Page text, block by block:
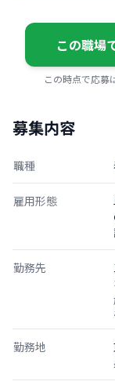
この職場
この時点で応募
募集内容
職種
雇用形態
勤務先
勤務地